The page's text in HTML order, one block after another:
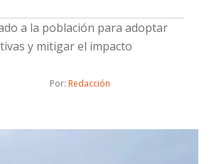
a la población para adoptar
y mitigar el impacto
Por: Redacción